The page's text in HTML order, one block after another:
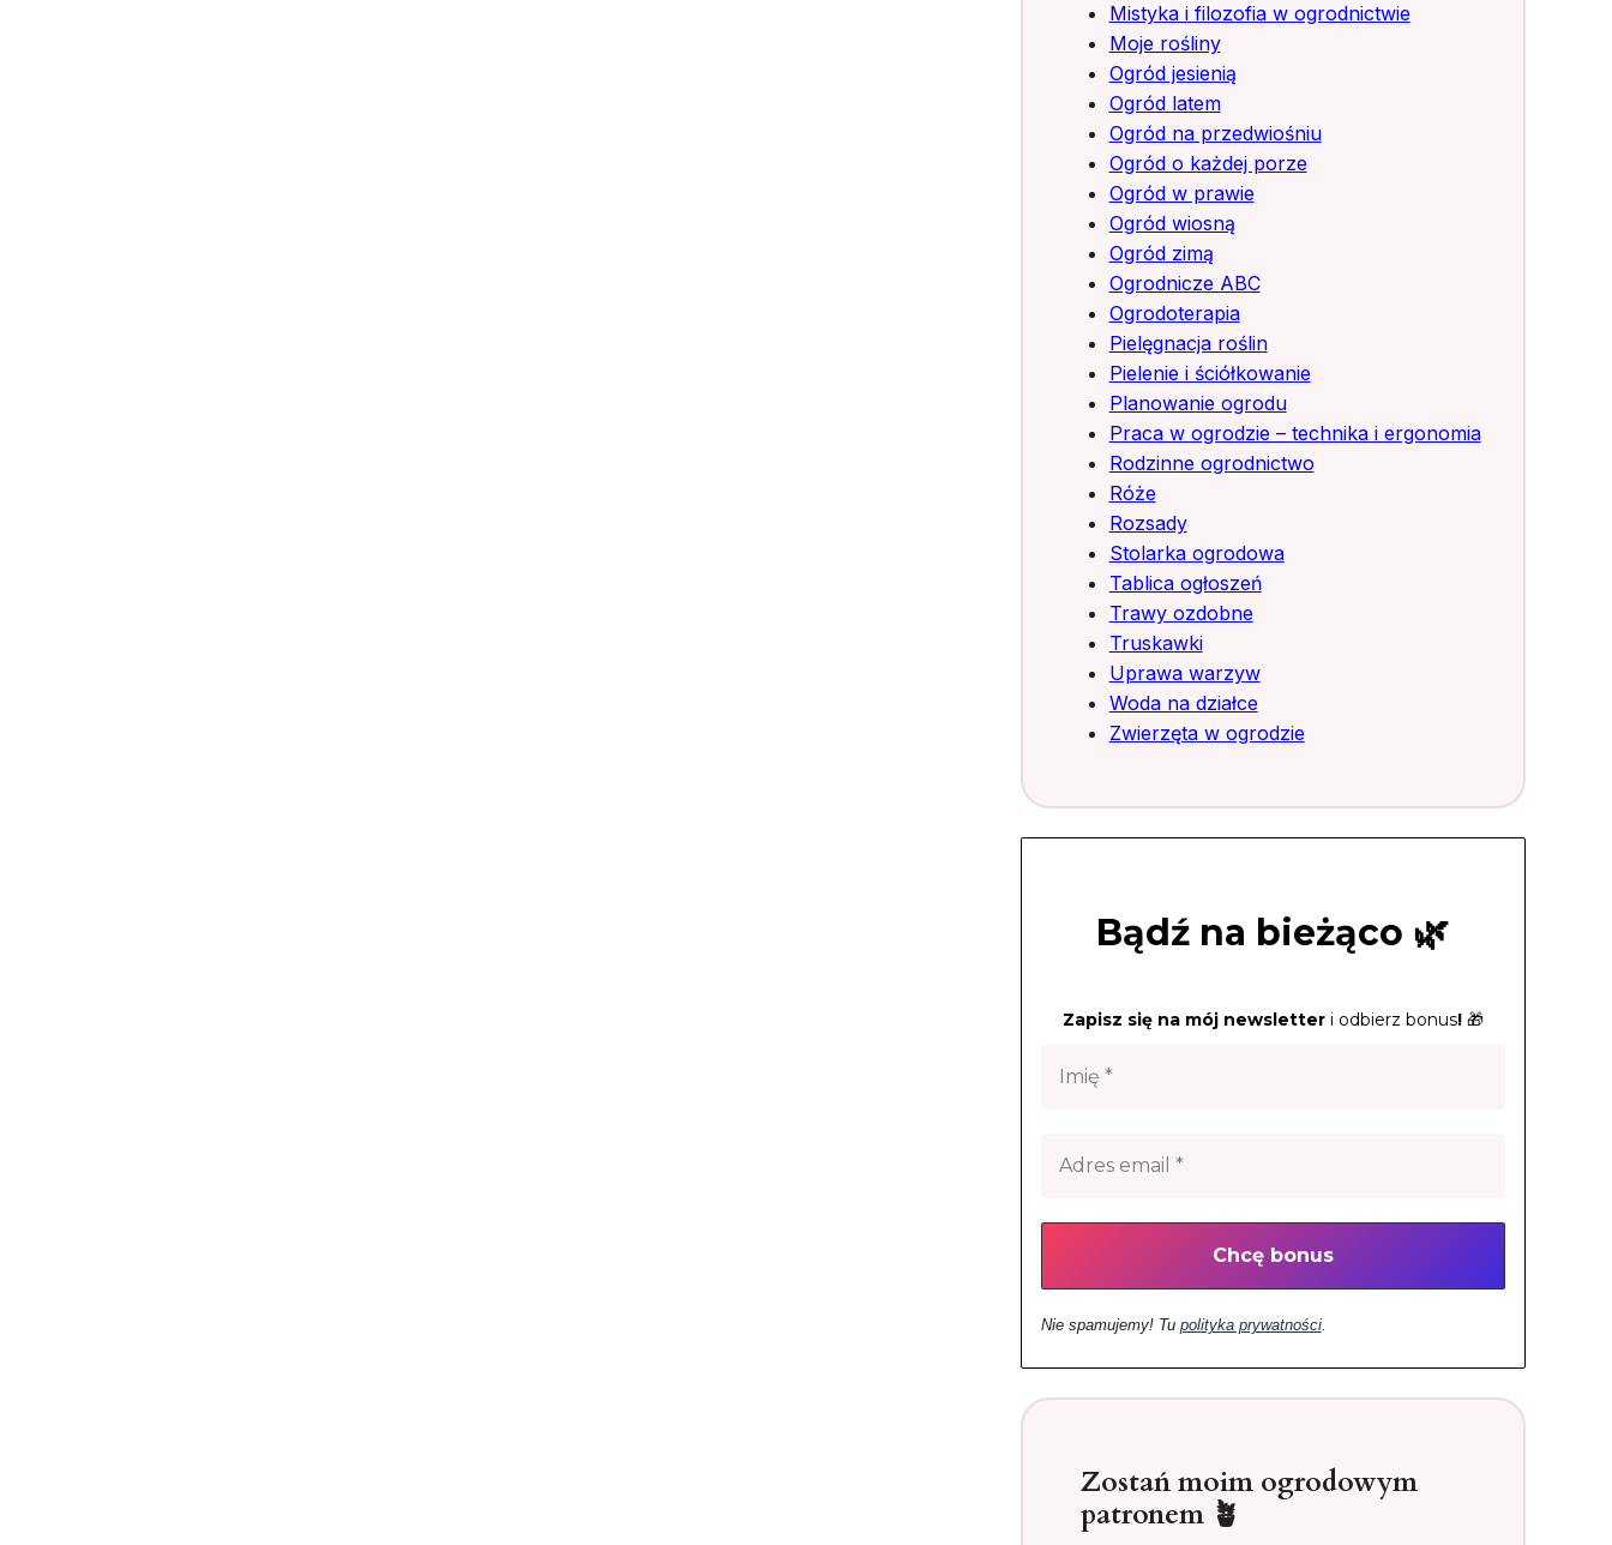
Mistyka i filozofia w ogrodnictwie
Moje rośliny
Ogród jesienią
Ogród latem
Ogród na przedwiośniu
Ogród o każdej porze
Ogród w prawie
Ogród wiosną
Ogród zimą
Ogrodnicze ABC
Ogrodoterapia
Pielęgnacja roślin
Pielenie i ściółkowanie
Planowanie ogrodu
Praca w ogrodzie – technika i ergonomia
Rodzinne ogrodnictwo
Róże
Rozsady
Stolarka ogrodowa
Tablica ogłoszeń
Trawy ozdobne
Truskawki
Uprawa warzyw
Woda na działce
Zwierzęta w ogrodzie
Bądź na bieżąco 🌿
Zapisz się na mój newsletter i odbierz bonus! 🎁
Nie spamujemy! Tu polityka prywatności.
Zostań moim ogrodowym
patronem 🪴